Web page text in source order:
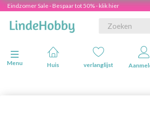
Eindzomer Sale - Bespaar tot 50% - klik hier
Navigatie in-/uitschakelen
Menu
Huis verlanglijst